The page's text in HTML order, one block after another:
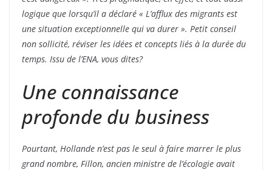
logique que lorsqu’il a déclaré « L’afflux des migrants est
une situation exceptionnelle qui va durer ». Petit conseil
non sollicité, réviser les idées et concepts liés à la durée du
temps. Issu de l’ENA, vous dites?
Une connaissance
profonde du business
Pourtant, Hollande n’est pas le seul à faire marrer le plus
grand nombre, Fillon, ancien ministre de l’écologie avait